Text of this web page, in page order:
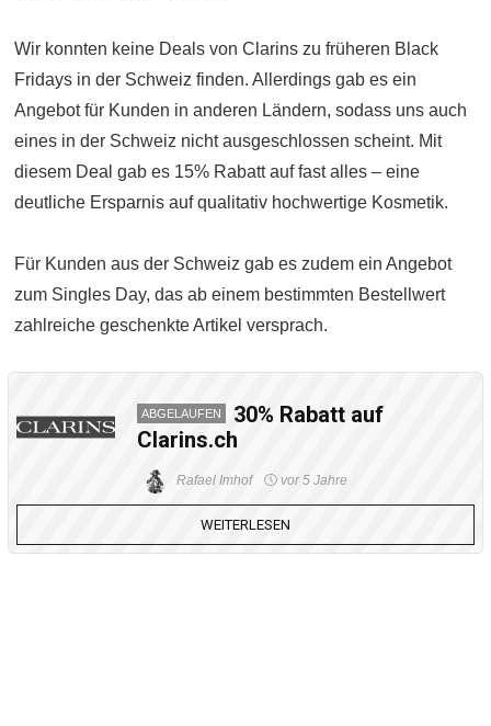
Wir konnten keine Deals von Clarins zu früheren Black
Fridays in der Schweiz finden. Allerdings gab es ein
Angebot für Kunden in anderen Ländern, sodass uns auch
eines in der Schweiz nicht ausgeschlossen scheint. Mit
diesem Deal gab es 15% Rabatt auf fast alles – eine
deutliche Ersparnis auf qualitativ hochwertige Kosmetik.
Für Kunden aus der Schweiz gab es zudem ein Angebot
zum Singles Day, das ab einem bestimmten Bestellwert
zahlreiche geschenkte Artikel versprach.
ABGELAUFEN
30% Rabatt auf
Clarins.ch
Rafael Imhof vor 5 Jahre
WEITERLESEN